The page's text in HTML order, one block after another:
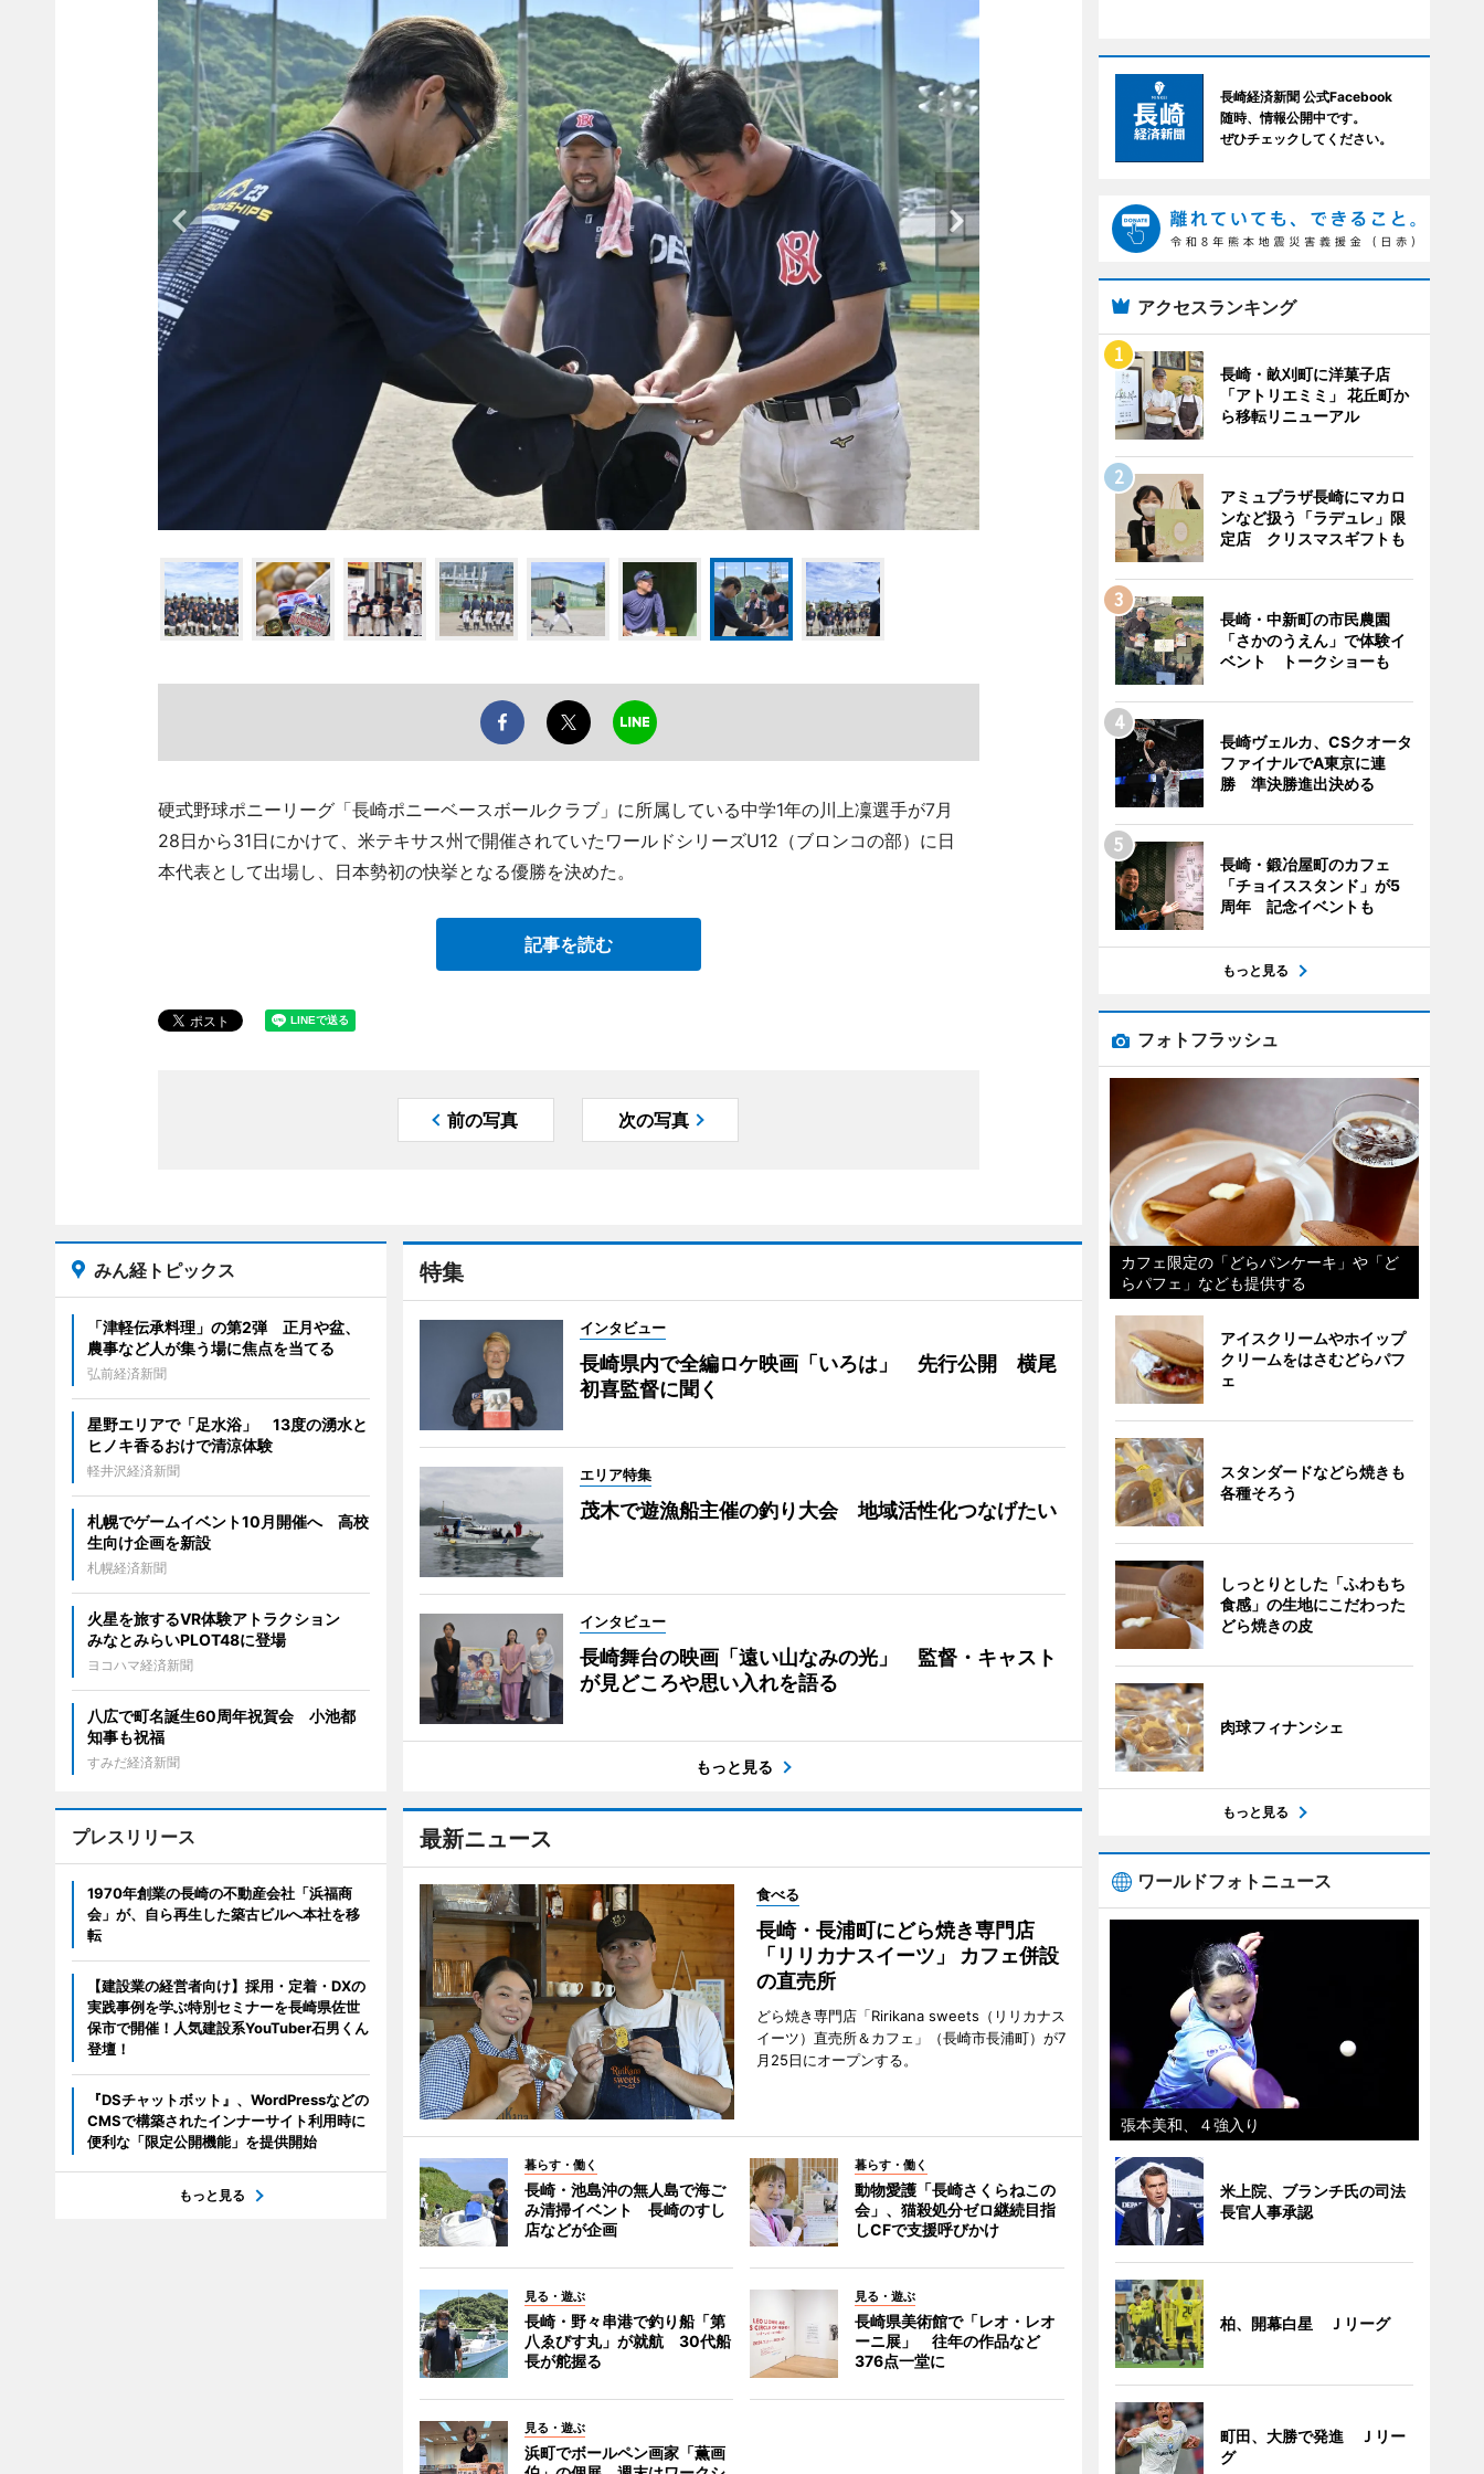
硬式野球ポニーリーグ「長崎ポニーベースボールクラブ」に所属している中学1年の川上凜選手が7月
28日から31日にかけて、米テキサス州で開催されていたワールドシリーズU12（ブロンコの部）に日
本代表として出場し、日本勢初の快挙となる優勝を決めた。
記事を読む
前の写真 次の写真
特集
インタビュー
長崎県内で全編ロケ映画「いろは」 先行公開 横尾
初喜監督に聞く
エリア特集
茂木で遊漁船主催の釣り大会 地域活性化つなげたい
インタビュー
長崎舞台の映画「遠い山なみの光」 監督・キャスト
が見どころや思い入れを語る
もっと見る
最新ニュース
食べる
長崎・長浦町にどら焼き専門店
「リリカナスイーツ」 カフェ併設
の直売所
どら焼き専門店「Ririkana sweets（リリカナス
イーツ）直売所＆カフェ」（長崎市長浦町）が7
月25日にオープンする。
暮らす・働く
長崎・池島沖の無人島で海ご
み清掃イベント 長崎のすし
店などが企画
暮らす・働く
動物愛護「長崎さくらねこの
会」、猫殺処分ゼロ継続目指
しCFで支援呼びかけ
見る・遊ぶ
長崎・野々串港で釣り船「第
八ゑびす丸」が就航 30代船
長が舵握る
見る・遊ぶ
長崎県美術館で「レオ・レオ
ーニ展」 往年の作品など
376点一堂に
見る・遊ぶ
浜町でボールペン画家「薫画
みん経トピックス
「津軽伝承料理」の第2弾 正月や盆、
農事など人が集う場に焦点を当てる
弘前経済新聞
星野エリアで「足水浴」 13度の湧水と
ヒノキ香るおけで清涼体験
軽井沢経済新聞
札幌でゲームイベント10月開催へ 高校
生向け企画を新設
札幌経済新聞
火星を旅するVR体験アトラクション
みなとみらいPLOT48に登場
ヨコハマ経済新聞
八広で町名誕生60周年祝賀会 小池都
知事も祝福
すみだ経済新聞
プレスリリース
1970年創業の長崎の不動産会社「浜福商
会」が、自ら再生した築古ビルへ本社を移
転
【建設業の経営者向け】採用・定着・DXの
実践事例を学ぶ特別セミナーを長崎県佐世
保市で開催！人気建設系YouTuber石男くん
登壇！
『DSチャットボット』、WordPressなどの
CMSで構築されたインナーサイト利用時に
便利な「限定公開機能」を提供開始
もっと見る
長崎経済新聞 公式Facebook
随時、情報公開中です。
ぜひチェックしてください。
アクセスランキング
長崎・畝刈町に洋菓子店
「アトリエミミ」 花丘町か
ら移転リニューアル
アミュプラザ長崎にマカロ
ンなど扱う「ラデュレ」限
定店 クリスマスギフトも
長崎・中新町の市民農園
「さかのうえん」で体験イ
ベント トークショーも
長崎ヴェルカ、CSクオータ
ファイナルでA東京に連
勝 準決勝進出決める
長崎・鍛冶屋町のカフェ
「チョイススタンド」が5
周年 記念イベントも
もっと見る
フォトフラッシュ
カフェ限定の「どらパンケーキ」や「ど
らパフェ」なども提供する
アイスクリームやホイップ
クリームをはさむどらパフ
ェ
スタンダードなどら焼きも
各種そろう
しっとりとした「ふわもち
食感」の生地にこだわった
どら焼きの皮
肉球フィナンシェ
もっと見る
ワールドフォトニュース
張本美和、４強入り
米上院、ブランチ氏の司法
長官人事承認
柏、開幕白星 Ｊリーグ
町田、大勝で発進 Ｊリー
グ